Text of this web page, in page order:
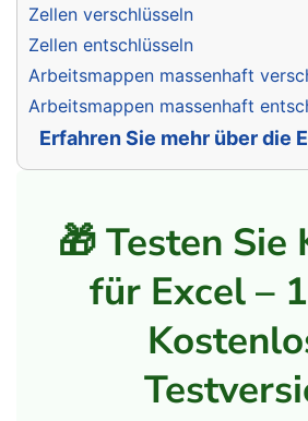
Versenden Sie ganz
Excel heraus
Mailing-Liste erstellen:
Hilft Ihnen, in Excel mühelos
Ermöglicht es Ihnen,
Empfänger zu versenden.
Erfahren Sie mehr über die
der Funktionen in dieser